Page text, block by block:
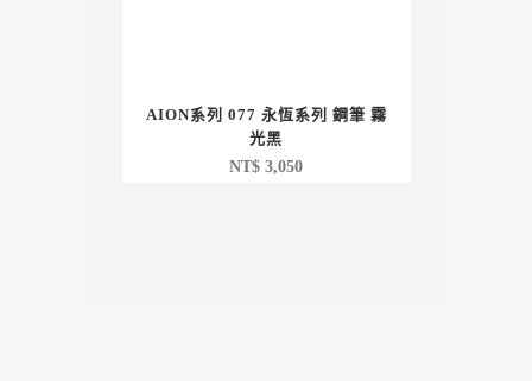
AION系列 077 永恆系列 鋼筆 霧
光黑
NT$ 3,050